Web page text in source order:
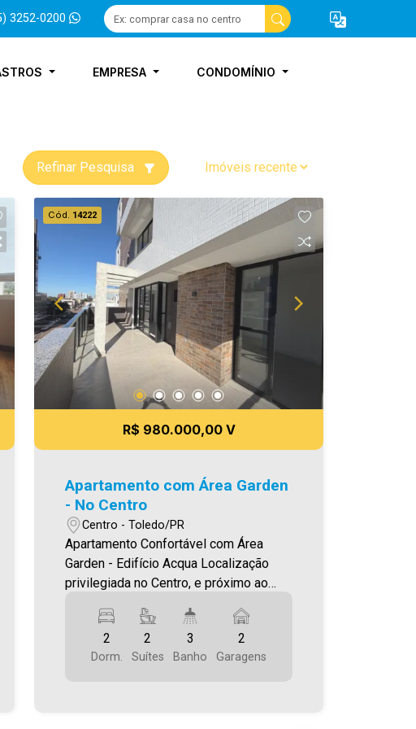
3252-0200
EMPRESA CONDOMÍNIO
Refinar Pesquisa
Cód. 14222
R$ 980.000,00 V
Apartamento com Área Garden
- No Centro
Centro - Toledo/PR
Apartamento Confortável com Área
Garden - Edifício Acqua Localização
privilegiada no Centro, e próximo ao
conta com: - Sala de Estar e Jantar
integradas - 2 Suítes - 03 Banheiros
(suítes e lavabo) - Cozinha - Área de
2
Dorm.
2
Suítes
3
Banho
2
Garagens